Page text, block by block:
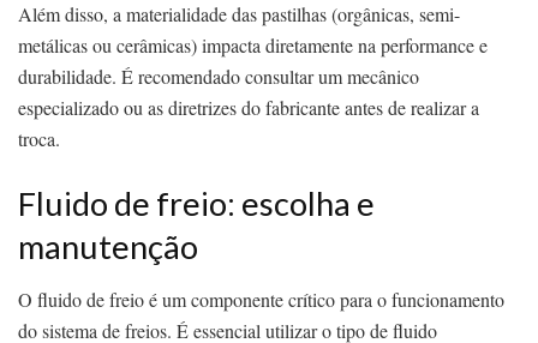
Além disso, a materialidade das pastilhas (orgânicas, semi-
metálicas ou cerâmicas) impacta diretamente na performance e
durabilidade. É recomendado consultar um mecânico
especializado ou as diretrizes do fabricante antes de realizar a
troca.
Fluido de freio: escolha e
manutenção
O fluido de freio é um componente crítico para o funcionamento
do sistema de freios. É essencial utilizar o tipo de fluido